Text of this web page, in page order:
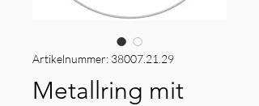
Artikelnummer: 38007.21.29
Metallring mit